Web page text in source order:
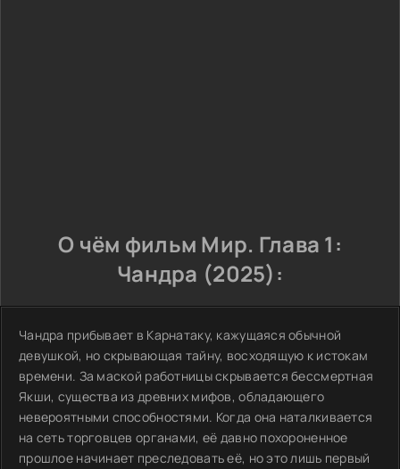
О чём фильм Мир. Глава 1:
Чандра (2025):
Чандра прибывает в Карнатаку, кажущаяся обычной
девушкой, но скрывающая тайну, восходящую к истокам
времени. За маской работницы скрывается бессмертная
Якши, существа из древних мифов, обладающего
невероятными способностями. Когда она наталкивается
на сеть торговцев органами, её давно похороненное
прошлое начинает преследовать её, но это лишь первый